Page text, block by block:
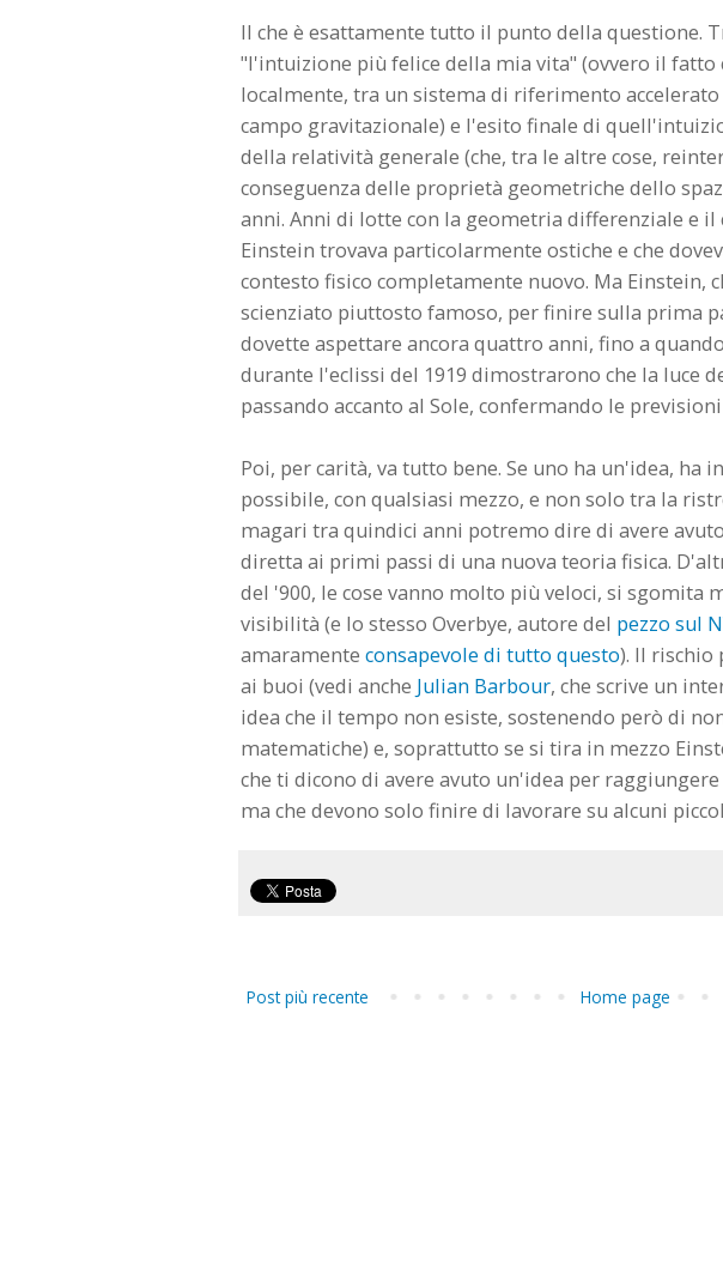
Il che è esattamente tutto il punto della questione.
"l'intuizione più felice della mia vita" (ovvero il fatto
localmente, tra un sistema di riferimento
campo gravitazionale) e l'esito finale di
della relatività generale (che, tra le altre cose,
conseguenza delle proprietà geometriche dello
anni. Anni di lotte con la geometria differenziale e il
Einstein trovava particolarmente ostiche e che
contesto fisico completamente nuovo. Ma Einstein,
scienziato piuttosto famoso, per finire sulla prima
dovette aspettare ancora quattro anni, fino a
durante l'eclissi del 1919 dimostrarono che la luce
passando accanto al Sole, confermando le
Poi, per carità, va tutto bene. Se uno ha un'idea, ha
possibile, con qualsiasi mezzo, e non solo tra la
magari tra quindici anni potremo dire di avere
diretta ai primi passi di una nuova teoria fisica.
del '900, le cose vanno molto più veloci, si sgomita
visibilità (e lo stesso Overbye, autore del pezzo sul
amaramente consapevole di tutto questo). Il rischio
ai buoi (vedi anche Julian Barbour, che scrive un
idea che il tempo non esiste, sostenendo però di
matematiche) e, soprattutto se si tira in mezzo
che ti dicono di avere avuto un'idea per
ma che devono solo finire di lavorare su alcuni
Post più recente Home page